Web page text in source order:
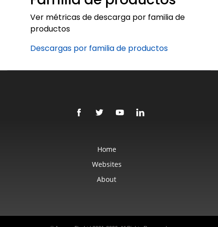
Ver métricas de descarga por familia de
productos
Descargas por familia de productos
Home
Websites
About